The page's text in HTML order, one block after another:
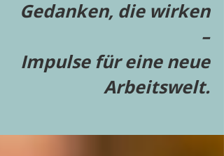
Gedanken, die wirken
–
Impulse für eine neue
Arbeitswelt.